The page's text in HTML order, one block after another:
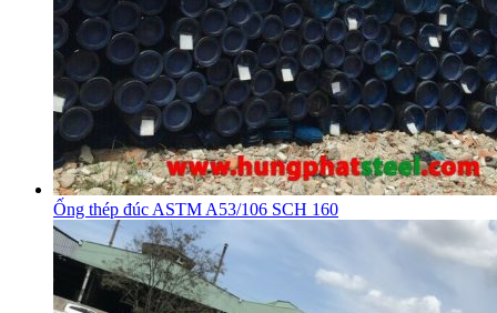
Ống thép đúc ASTM A53/106 SCH 160